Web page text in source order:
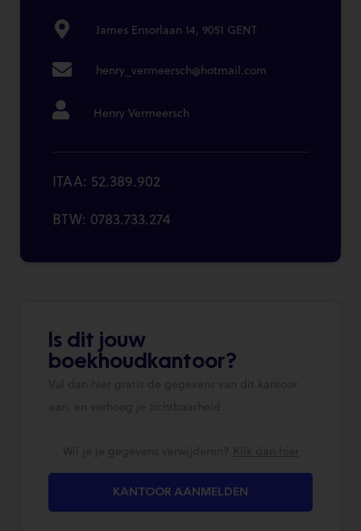
James Ensorlaan 14, 9051 GENT
henry_vermeersch@hotmail.com
Henry Vermeersch
ITAA: 52.389.902
BTW: 0783.733.274
Is dit jouw
boekhoudkantoor?
Vul dan hier gratis de gegevens van dit kantoor
aan, en verhoog je zichtbaarheid
Wil je je gegevens verwijderen? Klik dan hier
KANTOOR AANMELDEN